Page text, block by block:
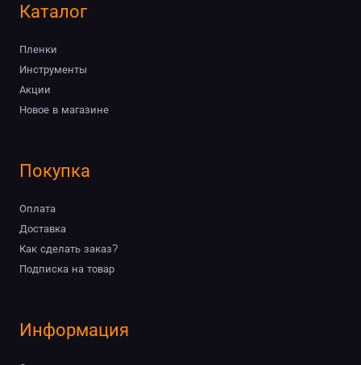
Каталог
Пленки
Инструменты
Акции
Новое в магазине
Покупка
Оплата
Доставка
Как сделать заказ?
Подписка на товар
Информация